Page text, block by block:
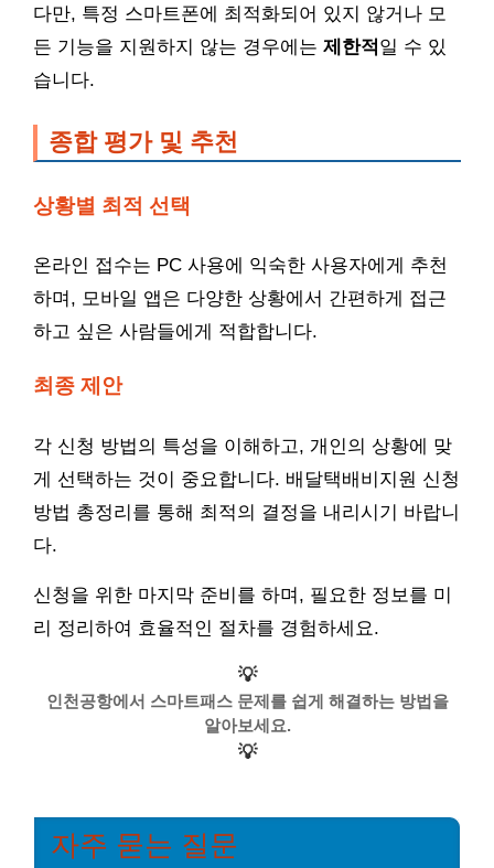
다만, 특정 스마트폰에 최적화되어 있지 않거나 모
든 기능을 지원하지 않는 경우에는 제한적일 수 있
습니다.
종합 평가 및 추천
상황별 최적 선택
온라인 접수는 PC 사용에 익숙한 사용자에게 추천
하며, 모바일 앱은 다양한 상황에서 간편하게 접근
하고 싶은 사람들에게 적합합니다.
최종 제안
각 신청 방법의 특성을 이해하고, 개인의 상황에 맞
게 선택하는 것이 중요합니다. 배달택배비지원 신청
방법 총정리를 통해 최적의 결정을 내리시기 바랍니
다.
신청을 위한 마지막 준비를 하며, 필요한 정보를 미
리 정리하여 효율적인 절차를 경험하세요.
💡
인천공항에서 스마트패스 문제를 쉽게 해결하는 방법을
알아보세요.
💡
자주 묻는 질문